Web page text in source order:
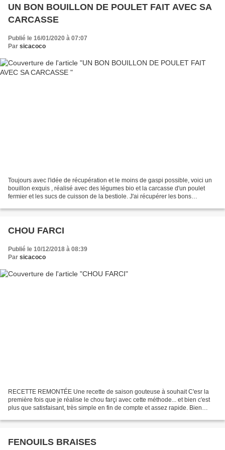
UN BON BOUILLON DE POULET FAIT AVEC SA
CARCASSE
Publié le 16/01/2020 à 07:07
Par sicacoco
Toujours avec l'idée de récupération et le moins de gaspi possible, voici un
bouillon exquis , réalisé avec des légumes bio et la carcasse d'un poulet
fermier et les sucs de cuisson de la bestiole. J'ai récupérer les bons
CHOU FARCI
Publié le 10/12/2018 à 08:39
Par sicacoco
RECETTE REMONTÉE Une recette de saison gouteuse à souhait C'esr la
première fois que je réalise le chou farçi avec cette méthode... et bien c'est
plus que satisfaisant, très simple en fin de compte et assez rapide. Bien
FENOUILS BRAISES